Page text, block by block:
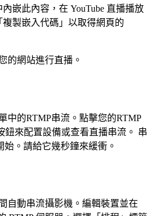
嵌此內容，在 YouTube 直播播放
製嵌入代碼」以取得網頁的
的網站進行直播。
中的RTMP串流。點擊您的RTMP
鈕來配置設備或查看直播串流。 串
。請給它幾秒鐘來緩衝。
自動串流攝影機。編輯裝置並在